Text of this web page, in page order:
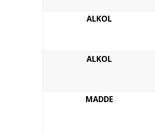
ALKOL
ALKOL
MADDE